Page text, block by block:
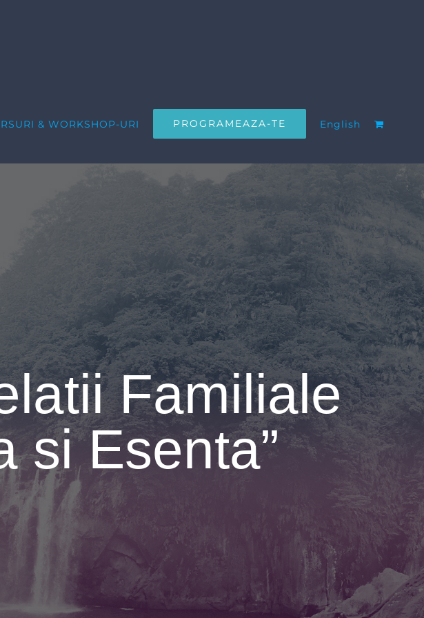
& WORKSHOP-URI PROGRAMEAZA-TE English
Familiale
si Esenta”